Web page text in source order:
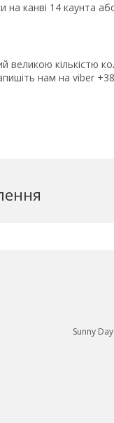
канві 14 каунта
великою кількістю
нам на viber